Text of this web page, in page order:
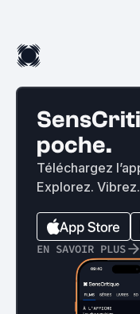
poche.
Téléchargez
Explorez.
EN SAVOIR PLUS